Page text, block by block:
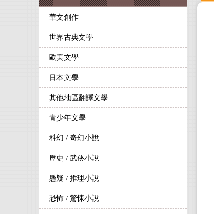
華文創作
世界古典文學
歐美文學
日本文學
其他地區翻譯文學
青少年文學
科幻 / 奇幻小說
歷史 / 武俠小說
懸疑 / 推理小說
恐怖 / 驚悚小說